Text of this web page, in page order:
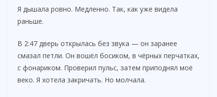
Я дышала ровно. Медленно. Так, как уже видела
раньше.
В 2:47 дверь открылась без звука — он заранее
смазал петли. Он вошёл босиком, в чёрных перчатках,
с фонариком. Проверил пульс, затем приподнял моё
веко. Я хотела закричать. Но молчала.